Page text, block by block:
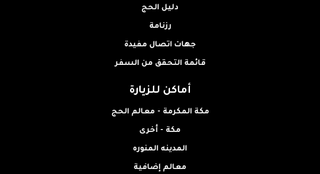
دليل الحج
رزنامة
جهات اتصال مفيدة
قائمة التحقق من السفر
أماكن للزيارة
مكة المكرمة - معالم الحج
مكة - أخرى
المدينه المنوره
معالم إضافية